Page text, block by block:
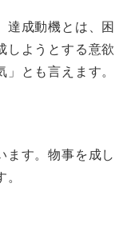
達成動機とは、困
しようとする意欲
とも言えます。
ます。物事を成し